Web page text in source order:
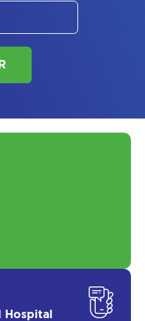
Hospital